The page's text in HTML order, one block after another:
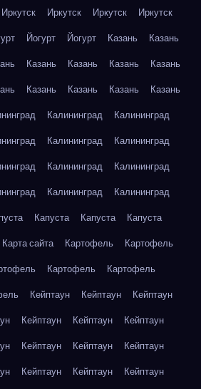
Иркутск Иркутск Иркутск
Иркутск
Йогурт Йогурт Казань
Казань
Казань Казань Казань
Казань
Казань Казань Казань
Казань
Калининград
Калининград
Калининград
Калининград
Калининград
Калининград
Калининград
Калининград
Капуста Капуста
Капуста
Карта сайта Картофель
Картофель
Картофель
Картофель
Кейптаун Кейптаун
Кейптаун
Кейптаун Кейптаун
Кейптаун
Кейптаун Кейптаун
Кейптаун
Кейптаун Кейптаун
Кейптаун